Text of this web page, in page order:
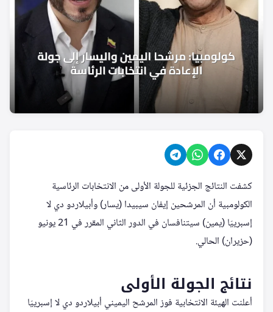
كشفت النتائج الجزئية للجولة الأولى من الانتخابات الرئاسية
الكولومبية أن المرشحين إيفان سيبيدا (يسار) وأبيلاردو دي لا
إسبرييّا (يمين) سيتنافسان في الدور الثاني المقرر في 21 يونيو
(حزيران) الحالي.
نتائج الجولة الأولى
أعلنت الهيئة الانتخابية فوز المرشح اليميني أبيلاردو دي لا إسبرييّا